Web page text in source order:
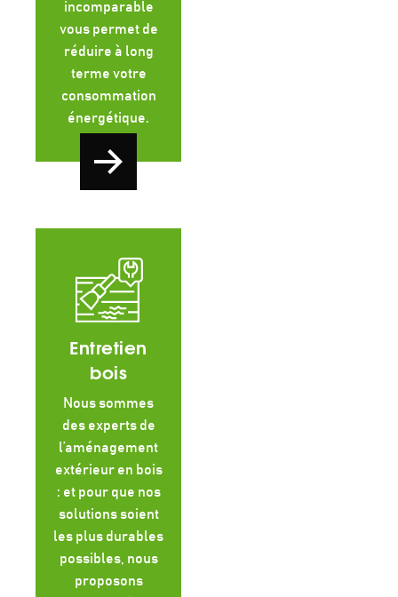
incomparable
vous permet de
réduire à long
terme votre
consommation
énergétique.
Entretien
bois
Nous sommes
des experts de
l’aménagement
extérieur en bois
: et pour que nos
solutions soient
les plus durables
possibles, nous
proposons